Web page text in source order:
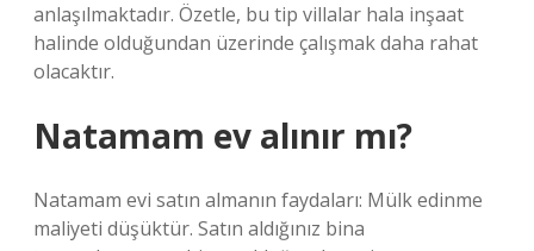
anlaşılmaktadır. Özetle, bu tip villalar hala inşaat
halinde olduğundan üzerinde çalışmak daha rahat
olacaktır.
Natamam ev alınır mı?
Natamam evi satın almanın faydaları: Mülk edinme
maliyeti düşüktür. Satın aldığınız bina